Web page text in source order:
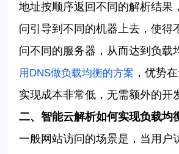
地址按顺序返回不同的解析结果
问引导到不同的机器上去，使得
问不同的服务器，从而达到负载
用DNS做负载均衡的方案 ，优势
实现成本非常低，无需额外的开
二、智能云解析如何实现负载均
一般网站访问的场景是，当用户